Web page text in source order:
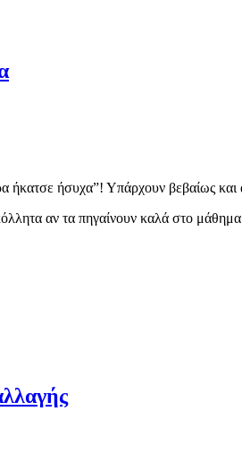
ήκατσε ήσυχα”! Υπάρχουν βεβαίως και
αν τα πηγαίνουν καλά στο